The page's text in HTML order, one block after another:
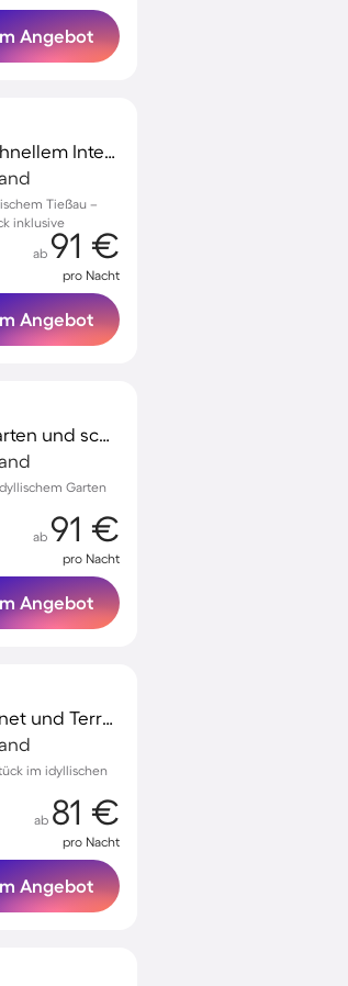
Angebot
Unterkunft mit Terrasse, Garten und schnellem Internet | Gartenblick
Tießau –
inklusive
ab 91 €
pro Nacht
Angebot
Charmante Unterkunft mit Terrasse, Garten und schnellem Internet | Gartenblick
Garten
ab 91 €
pro Nacht
Angebot
Unterkunft mit Garten, schnellem Internet und Terrasse | Gartenblick
im idyllischen
ab 81 €
pro Nacht
Angebot